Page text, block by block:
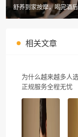
舒养到家按摩，喝完酒后
进行？同城按摩指南
相关文章
为什么越来越多人
正规服务全程无忧